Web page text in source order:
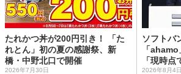
たれかつ丼が200円引き！ 「た
れとん」初の夏の感謝祭、新
橋・中野北口で開催
2026年7月30日
ソフトバ
「
「現時点
2026年8月4日